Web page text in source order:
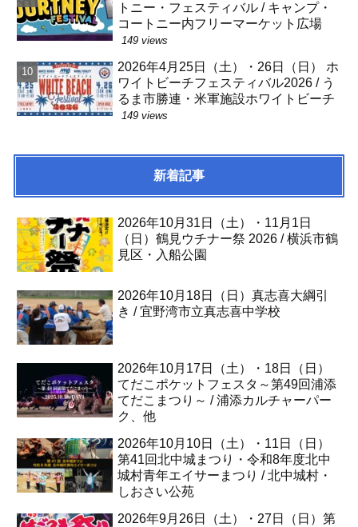
トニー・フェスティバル / キャンプ・
コートニー内フリーマーケット広場
149 views
2026年4月25日（土）・26日（日） ホ
ワイトビーチフェスティバル2026 / う
るま市勝連・米軍施設ホワイトビーチ
149 views
新着記事
2026年10月31日（土）・11月1日
（日）鶴見ウチナー祭 2026 / 横浜市鶴
見区・入船公園
2026年10月18日（日）真志喜大綱引
き / 宜野湾市立真志喜中学校
2026年10月17日（土）・18日（日）
てだこポケットフェスタ～第49回浦添
てだこまつり～ / 浦添カルチャーパー
ク、他
2026年10月10日（土）・11日（日）
第41回北中城まつり・令和8年度北中
城村青年エイサーまつり / 北中城村・
しおさい公苑
2026年9月26日（土）・27日（日）第